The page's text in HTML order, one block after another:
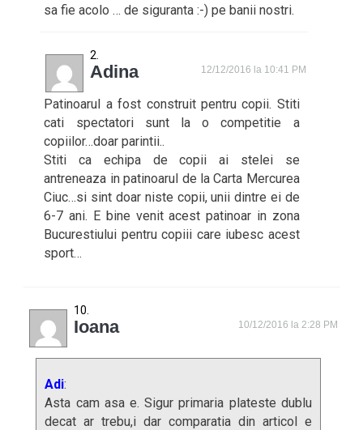
sa fie acolo … de siguranta :-) pe banii nostri.
Adina 12/12/2016 la 10:41 PM
Patinoarul a fost construit pentru copii. Stiti
cati spectatori sunt la o competitie a
copiilor…doar parintii..
Stiti ca echipa de copii ai stelei se
antreneaza in patinoarul de la Carta Mercurea
Ciuc…si sint doar niste copii, unii dintre ei de
6-7 ani. E bine venit acest patinoar in zona
Bucurestiului pentru copiii care iubesc acest
sport…
Ioana 10/12/2016 la 2:28 PM
Adi:
Asta cam asa e. Sigur primaria plateste dublu
decat ar trebu,i dar comparatia din articol e